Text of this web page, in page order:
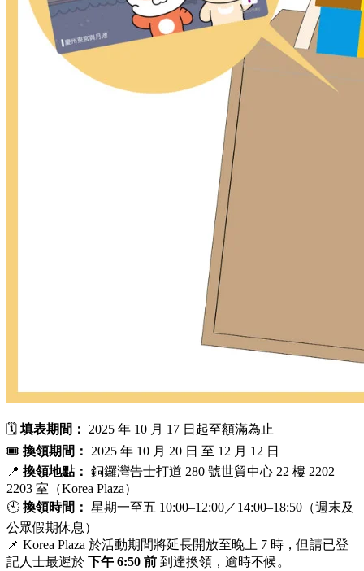
🗓 填表期間：
2025 年 10 月 17 日起至額滿為止
🎟 換領期間：
2025 年 10 月 20 日 至 12 月 12 日
📍 換領地點： 銅鑼灣告士打道 280 號世貿中心 22 樓 2202–
2203 室（Korea Plaza）
🕙 換領時間： 星期一至五 10:00–12:00／14:00–18:50（週末及
公眾假期休息）
📌 Korea Plaza 於活動期間將延長開放至晚上 7 時，但請已登
記人士最遲於 下午 6:50 前 到達換領，逾時不候。